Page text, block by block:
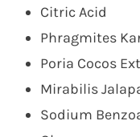
Citric Acid
Phragmites
Poria Cocos
Mirabilis
Sodium